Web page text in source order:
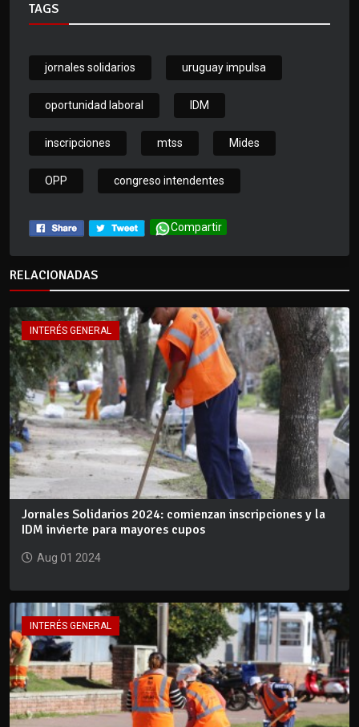
TAGS
jornales solidarios uruguay impulsa
oportunidad laboral IDM
inscripciones mtss Mides
OPP congreso intendentes
Compartir
RELACIONADAS
INTERÉS GENERAL
Jornales Solidarios 2024: comienzan inscripciones y la
IDM invierte para mayores cupos
Aug 01 2024
INTERÉS GENERAL